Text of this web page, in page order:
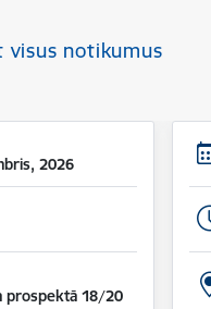
visus notikumus
2026
prospektā 18/20